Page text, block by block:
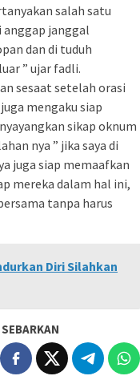
salah satu
anggap janggal
dan di tuduh
” ujar fadli.
sesaat setelah orasi
mengaku siap
sikap oknum
nya ” jika saya di
juga siap memaafkan
mereka dalam hal ini,
tanpa harus
Diri Silahkan
SEBARKAN